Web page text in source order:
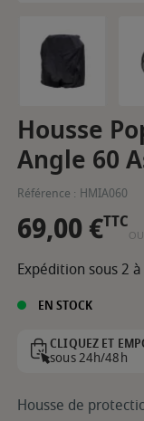
Housse
Angle 60
Référence : HMIA060
69,00 €TTC
Expédition sous 2
EN STOCK
CLIQUEZ ET
sous 24h/48h
Housse de